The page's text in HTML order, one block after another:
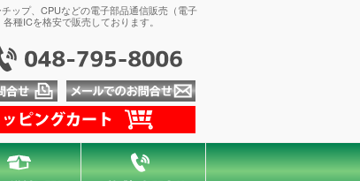
ップ、CPUなどの電子部品通信販売（電子
種ICを格安で販売しております。